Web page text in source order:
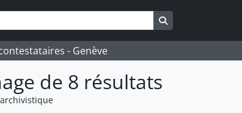
- Genève
de 8 résultats